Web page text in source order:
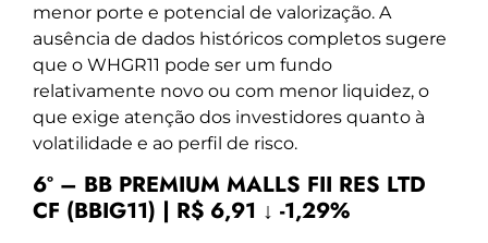
menor porte e potencial de valorização. A
ausência de dados históricos completos sugere
que o WHGR11 pode ser um fundo
relativamente novo ou com menor liquidez, o
que exige atenção dos investidores quanto à
volatilidade e ao perfil de risco.
6º – BB PREMIUM MALLS FII RES LTD
CF (BBIG11) | R$ 6,91 ↓ -1,29%